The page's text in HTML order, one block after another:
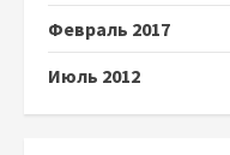
Февраль 2017
Июль 2012